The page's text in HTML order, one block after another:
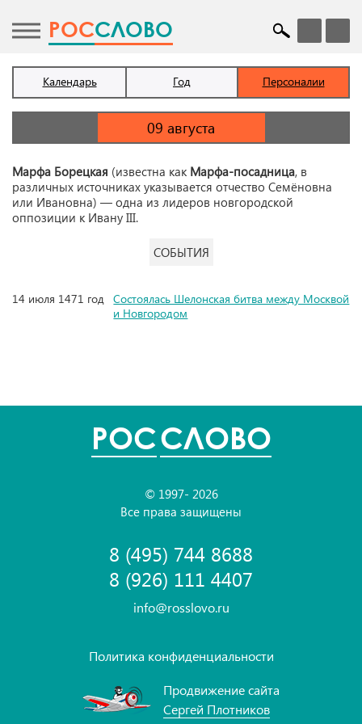
POCСЛОВО
Календарь Год Персоналии
Марфа Борецкая (известна как Марфа-посадница, в
различных источниках указывается отчество Семёновна
или Ивановна) — одна из лидеров новгородской
оппозиции к Ивану III.
СОБЫТИЯ
14 июля 1471 год
Состоялась Шелонская битва между Москвой
и Новгородом
POCСЛОВО
© 1997- 2026
Все права защищены
8 (495) 744 8688
8 (926) 111 4407
info@rosslovo.ru
Политика конфиденциальности
Продвижение сайта
Сергей Плотников